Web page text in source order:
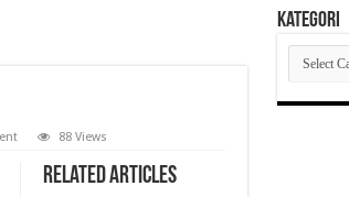
88 Views
Related Articles
Kategori
Kategori